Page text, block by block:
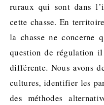
ruraux qui sont dans
cette chasse. En
la chasse ne concerne
question de régulation
différente. Nous avons
cultures, identifier les
des méthodes